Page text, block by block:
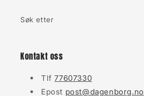
Søk etter
Kontakt oss
Tlf77607330
Epost post@dagenborg.no